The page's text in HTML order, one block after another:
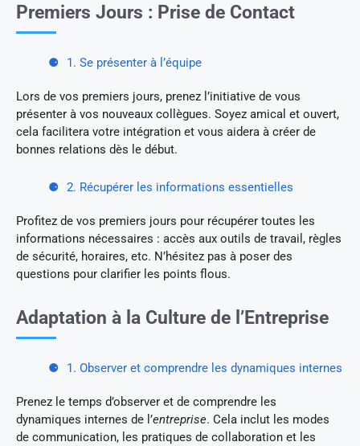
Premiers Jours : Prise de Contact
1. Se présenter à l’équipe
Lors de vos premiers jours, prenez l’initiative de vous
présenter à vos nouveaux collègues. Soyez amical et ouvert,
cela facilitera votre intégration et vous aidera à créer de
bonnes relations dès le début.
2. Récupérer les informations essentielles
Profitez de vos premiers jours pour récupérer toutes les
informations nécessaires : accès aux outils de travail, règles
de sécurité, horaires, etc. N’hésitez pas à poser des
questions pour clarifier les points flous.
Adaptation à la Culture de l’Entreprise
1. Observer et comprendre les dynamiques internes
Prenez le temps d’observer et de comprendre les
dynamiques internes de l’entreprise. Cela inclut les modes
de communication, les pratiques de collaboration et les